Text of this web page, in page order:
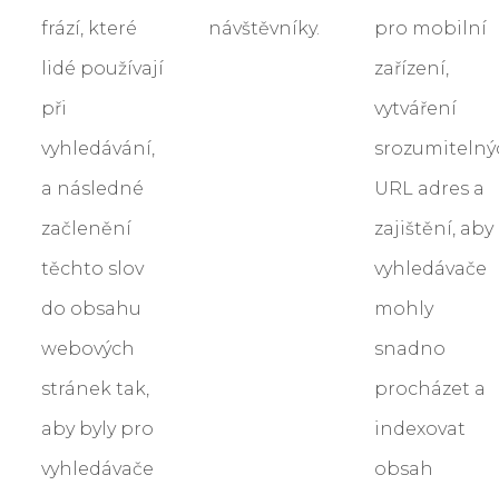
frází, které
lidé používají
při
vyhledávání,
a následné
začlenění
těchto slov
do obsahu
webových
stránek tak,
aby byly pro
vyhledávače
návštěvníky.
pro mobilní
zařízení,
vytváření
URL adres a
zajištění, aby
vyhledávače
mohly
snadno
procházet a
indexovat
obsah